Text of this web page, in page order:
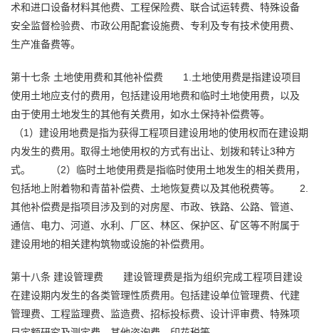
术和进口设备材料其他费、工程保险费、联合试运转费、特殊设备
安全监督检验费、市政公用配套设施费、专利及专有技术使用费、
生产准备费等。
第十七条 土地使用费和其他补偿费 1.土地使用费是指建设项目
使用土地应支付的费用，包括建设用地费和临时土地使用费，以及
由于使用土地发生的其他有关费用，如水土保持补偿费等。
（1）建设用地费是指为获得工程项目建设用地的使用权而在建设期
内发生的费用。取得土地使用权的方式有出让、划拨和转让3种方
式。
（2）临时土地使用费是指临时使用土地发生的相关费用，
包括地上附着物和青苗补偿费、土地恢复费以及其他税费等。
2.
其他补偿费是指项目涉及到的对房屋、市政、铁路、公路、管道、
通信、电力、河道、水利、厂区、林区、保护区、矿区等不附属于
建设用地的相关建构筑物或设施的补偿费用。
第十八条 建设管理费 建设管理费是指为组织完成工程项目建设
在建设期内发生的各类管理性质费用。包括建设单位管理费、代建
管理费、 工程监理费、监造费、招标投标费、设计评审费、特殊项